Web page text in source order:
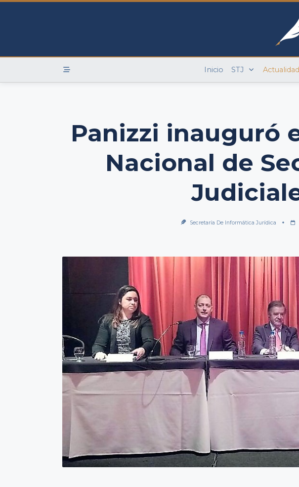
Skip
Inicio STJ Actualidad
Panizzi inauguró
Nacional de
Secretaría De Informática Jurídica